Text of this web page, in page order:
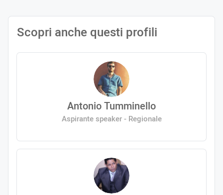
Scopri anche questi profili
Antonio Tumminello
Aspirante speaker - Regionale